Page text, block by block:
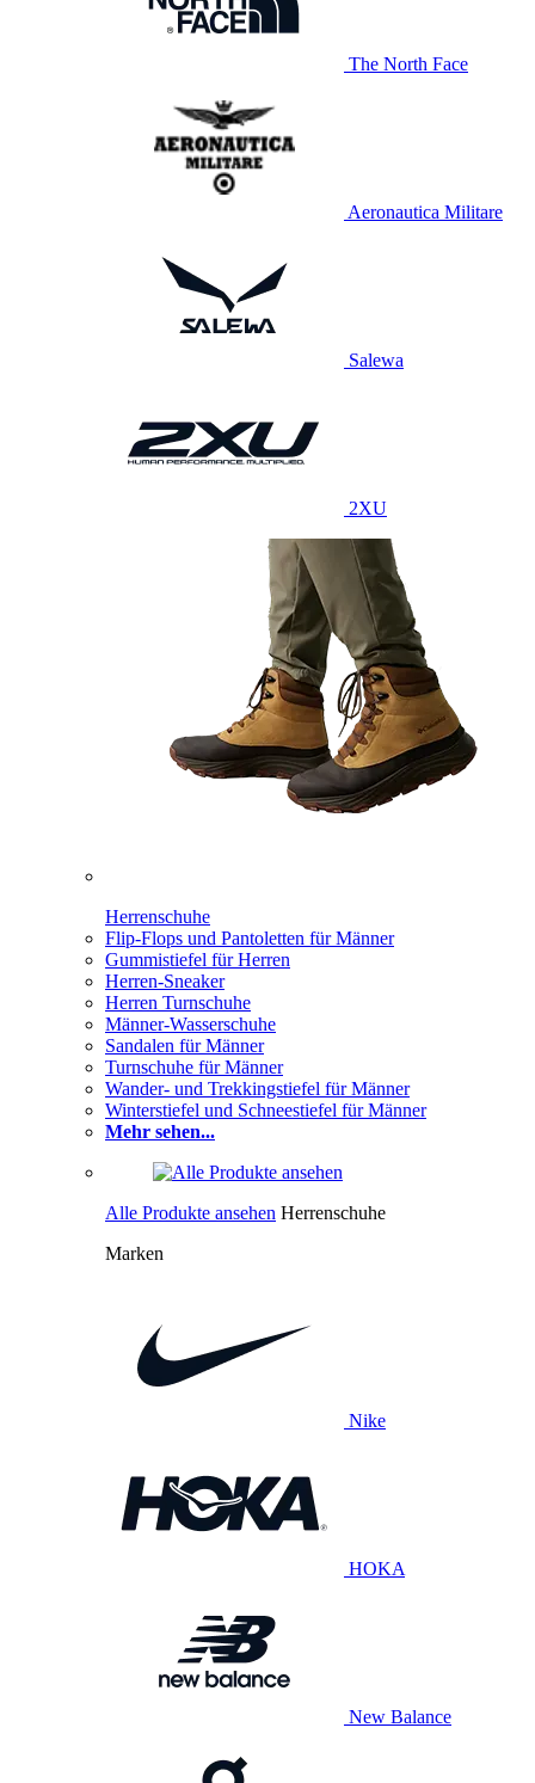
The North Face
Aeronautica Militare
Salewa
2XU
Herrenschuhe
Flip-Flops und Pantoletten für Männer
Gummistiefel für Herren
Herren-Sneaker
Herren Turnschuhe
Männer-Wasserschuhe
Sandalen für Männer
Turnschuhe für Männer
Wander- und Trekkingstiefel für Männer
Winterstiefel und Schneestiefel für Männer
Mehr sehen...
Alle Produkte ansehen Herrenschuhe
Marken
Nike
HOKA
New Balance